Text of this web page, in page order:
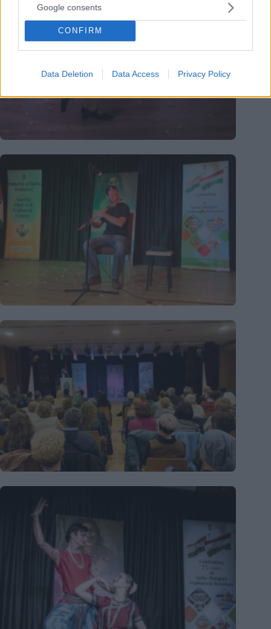
Google consents
CONFIRM
Data Deletion Data Access Privacy Policy